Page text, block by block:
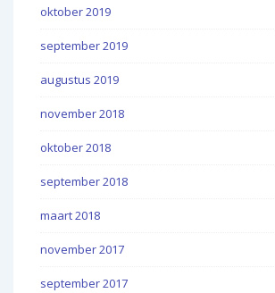
oktober 2019
september 2019
augustus 2019
november 2018
oktober 2018
september 2018
maart 2018
november 2017
september 2017